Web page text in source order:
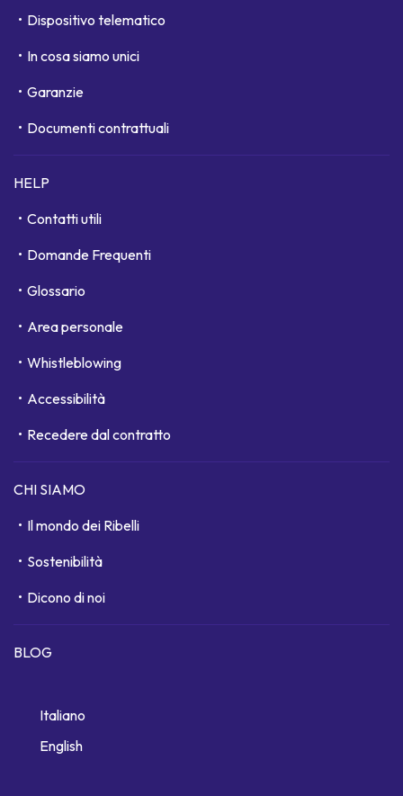
Dispositivo telematico
In cosa siamo unici
Garanzie
Documenti contrattuali
HELP
Contatti utili
Domande Frequenti
Glossario
Area personale
Whistleblowing
Accessibilità
Recedere dal contratto
CHI SIAMO
Il mondo dei Ribelli
Sostenibilità
Dicono di noi
BLOG
Italiano
English